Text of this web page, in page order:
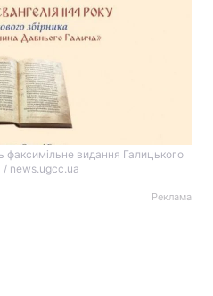
факсимільне видання Галицького
/ news.ugcc.ua
Реклама